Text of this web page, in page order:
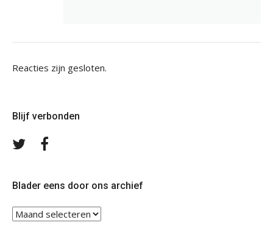
Reacties zijn gesloten.
Blijf verbonden
Volg
Blader eens door ons archief
Blader
eens